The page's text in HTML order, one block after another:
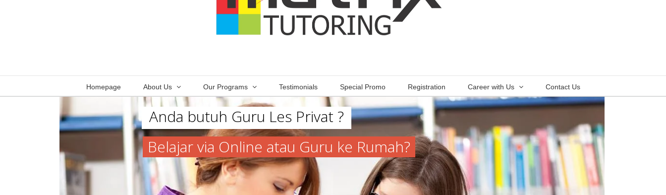
Homepage About Us Our Programs Testimonials Special Promo Registration Career with Us Contact Us
Anda butuh Guru Les Privat ?
Belajar via Online atau Guru ke Rumah?